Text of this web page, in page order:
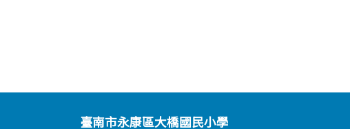
臺南市永康區大橋國民小學